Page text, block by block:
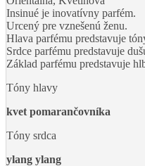
Insinué je inovatívny parfém.
Urcený pre vznešenú ženu.
Hlava parfému predstavuje
Srdce parfému predstavuje
Základ parfému predstavuje
Tóny hlavy
kvet pomarančovníka
Tóny srdca
ylang ylang